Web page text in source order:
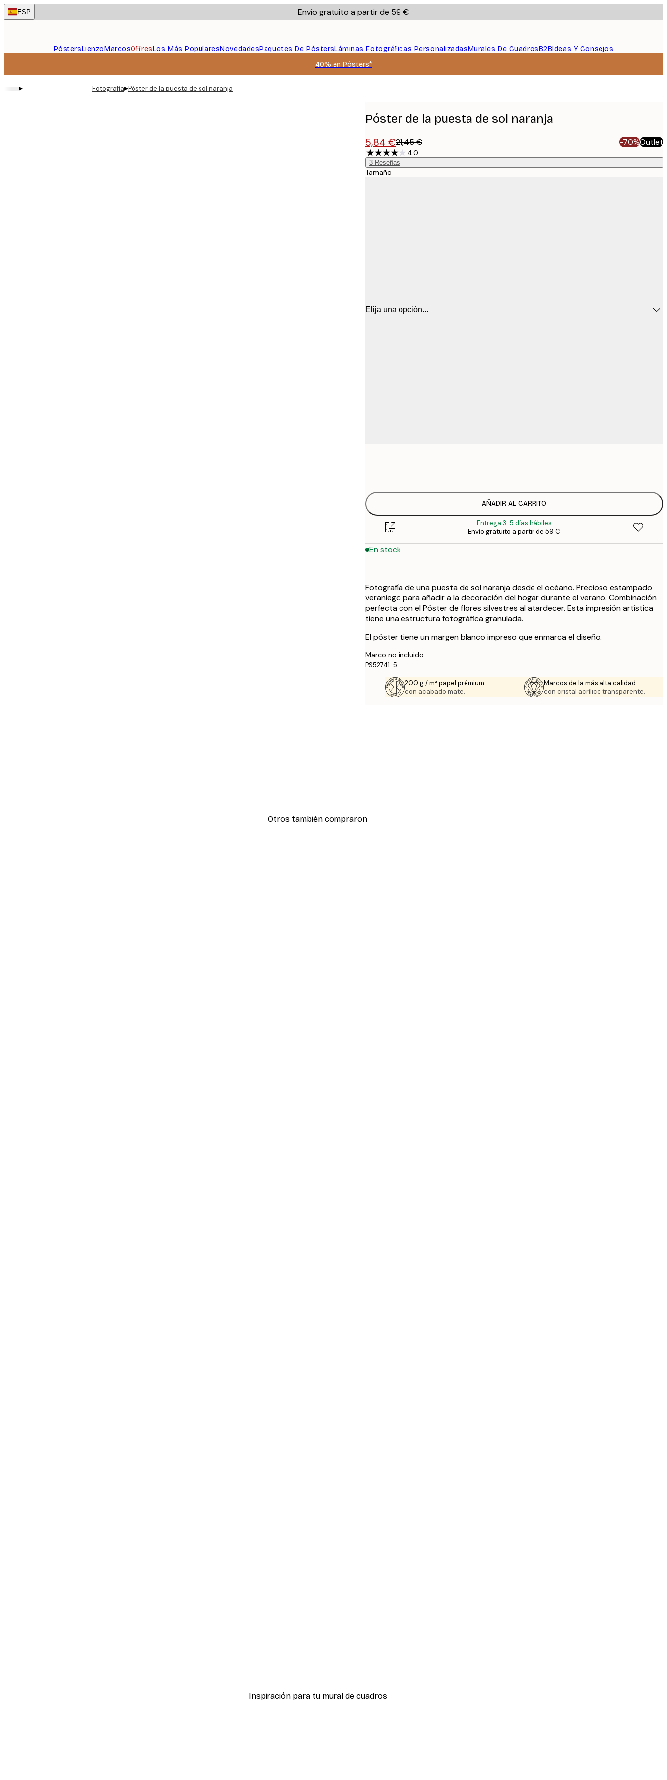
Skip
to
ESP Envío gratuito a partir de 59 €
PóstersLienzoMarcosOffresLos Más PopularesNovedadesPaquetes De PóstersLáminas Fotográficas PersonalizadasMurales De CuadrosB2BIdeas Y Consejos
40% en Pósters*
▸ Fotografía▸Póster de la puesta de sol naranja
Póster de la puesta de sol naranja
5,84 €21,45 € -70%Outlet
4.0
3 Reseñas
Tamaño
Elija una opción...
AÑADIR AL CARRITO
Entrega 3-5 días hábiles
Envío gratuito a partir de 59 €
En stock
Fotografía de una puesta de sol naranja desde el océano. Precioso estampado
veraniego para añadir a la decoración del hogar durante el verano. Combinación
perfecta con el Póster de flores silvestres al atardecer. Esta impresión artística
tiene una estructura fotográfica granulada.
El póster tiene un margen blanco impreso que enmarca el diseño.
Marco no incluido.
PS52741-5
200 g / m² papel prémium
con acabado mate.
Marcos de la más alta calidad
con cristal acrílico transparente.
Otros también compraron
Inspiración para tu mural de cuadros